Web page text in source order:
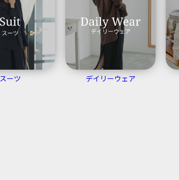
スーツ デイリーウェア